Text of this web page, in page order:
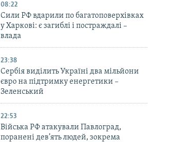
08:22
Сили РФ вдарили по багатоповерхівках
у Харкові: є загиблі і постраждалі –
влада
23:38
Сербія виділить Україні два мільйони
євро на підтримку енергетики –
Зеленський
22:53
Війська РФ атакували Павлоград,
поранені дев’ять людей, зокрема